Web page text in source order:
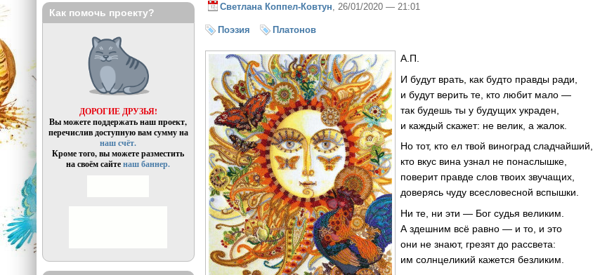
Светлана Коппел-Ковтун , 26/01/2020 — 21:01
Поэзия Платонов
А.П.
И будут врать, как будто правды ради,
и будут верить те, кто любит мало —
так будешь ты у будущих украден,
и каждый скажет: не велик, а жалок.
Но тот, кто ел твой виноград сладчайший,
кто вкус вина узнал не понаслышке,
поверит правде слов твоих звучащих,
доверясь чуду всесловесной вспышки.
Ни те, ни эти — Бог судья великим.
А здешним всё равно — и то, и это
они не знают, грезят до рассвета:
им солнцеликий кажется безликим.
Как помочь проекту?
ДОРОГИЕ ДРУЗЬЯ!
Вы можете поддержать наш проект,
перечислив доступную вам сумму на
наш счёт.
Кроме того, вы можете разместить
на своём сайтенаш баннер.